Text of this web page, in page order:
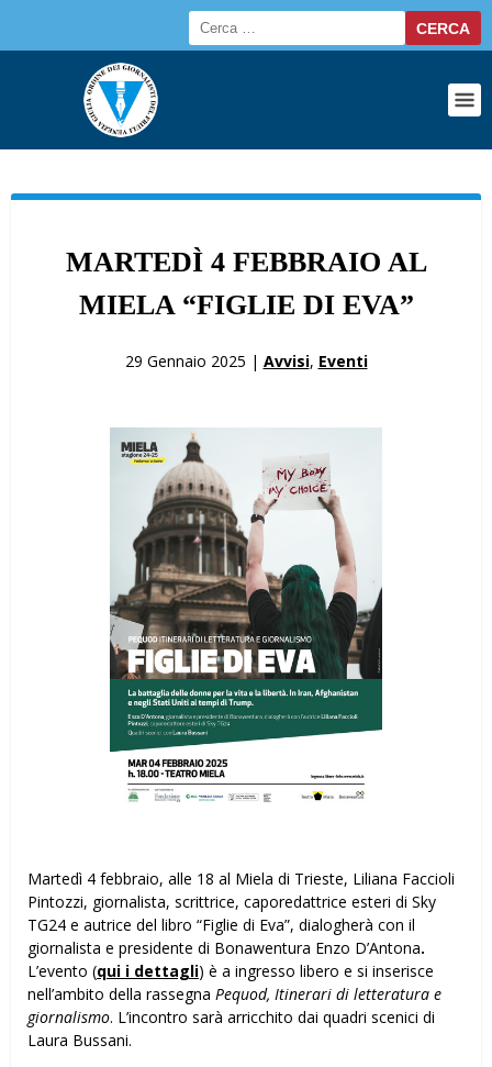
MARTEDÌ 4 FEBBRAIO AL
MIELA “FIGLIE DI EVA”
29 Gennaio 2025 | Avvisi, Eventi
Martedì 4 febbraio, alle 18 al Miela di Trieste, Liliana Faccioli
Pintozzi, giornalista, scrittrice, caporedattrice esteri di Sky
TG24 e autrice del libro “Figlie di Eva”, dialogherà con il
giornalista e presidente di Bonawentura Enzo D’Antona.
L’evento (qui i dettagli) è a ingresso libero e si inserisce
nell’ambito della rassegna Pequod, Itinerari di letteratura e
giornalismo. L’incontro sarà arricchito dai quadri scenici di
Laura Bussani.